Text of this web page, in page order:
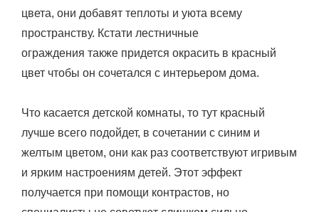
цвета, они добавят теплоты и уюта всему
пространству. Кстати лестничные
ограждения также придется окрасить в красный
цвет чтобы он сочетался с интерьером дома.
Что касается детской комнаты, то тут красный
лучше всего подойдет, в сочетании с синим и
желтым цветом, они как раз соответствуют игривым
и ярким настроениям детей. Этот эффект
получается при помощи контрастов, но